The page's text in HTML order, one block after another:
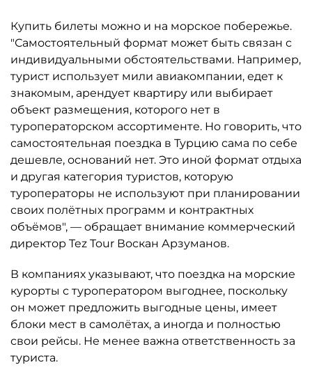
Купить билеты можно и на морское побережье.
"Самостоятельный формат может быть связан с
индивидуальными обстоятельствами. Например,
турист использует мили авиакомпании, едет к
знакомым, арендует квартиру или выбирает
объект размещения, которого нет в
туроператорском ассортименте. Но говорить, что
самостоятельная поездка в Турцию сама по себе
дешевле, оснований нет. Это иной формат отдыха
и другая категория туристов, которую
туроператоры не используют при планировании
своих полётных программ и контрактных
объёмов", — обращает внимание коммерческий
директор Tez Tour Воскан Арзуманов.
В компаниях указывают, что поездка на морские
курорты с туроператором выгоднее, поскольку
он может предложить выгодные цены, имеет
блоки мест в самолётах, а иногда и полностью
свои рейсы. Не менее важна ответственность за
туриста.